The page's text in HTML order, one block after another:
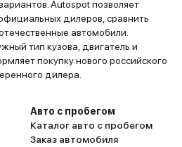
Autospot позволяет
дилеров, сравнить
автомобили.
тип кузова, двигатель и
покупку нового российского
дилера.
Авто с пробегом
Каталог авто с пробегом
Заказ автомобиля